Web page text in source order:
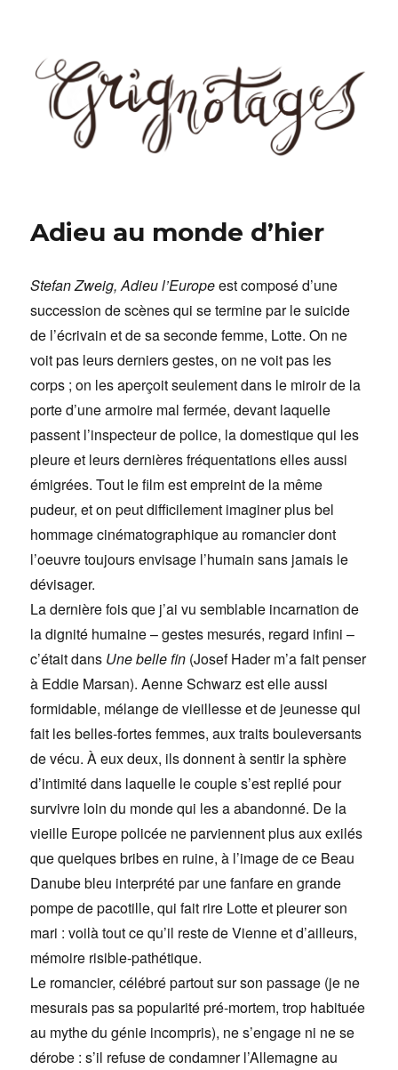
Adieu au monde d’hier
Stefan Zweig, Adieu l’Europeest composé d’une
succession de scènes qui se termine par le suicide
de l’écrivain et de sa seconde femme, Lotte. On ne
voit pas leurs derniers gestes, on ne voit pas les
corps ; on les aperçoit seulement dans le miroir de la
porte d’une armoire mal fermée, devant laquelle
passent l’inspecteur de police, la domestique qui les
pleure et leurs dernières fréquentations elles aussi
émigrées. Tout le film est empreint de la même
pudeur, et on peut difficilement imaginer plus bel
hommage cinématographique au romancier dont
l’oeuvre toujours envisage l’humain sans jamais le
dévisager.
La dernière fois que j’ai vu semblable incarnation de
la dignité humaine – gestes mesurés, regard infini –
c’était dans Une belle fin (Josef Hader m’a fait penser
à Eddie Marsan). Aenne Schwarz est elle aussi
formidable, mélange de vieillesse et de jeunesse qui
fait les belles-fortes femmes, aux traits bouleversants
de vécu. À eux deux, ils donnent à sentir la sphère
d’intimité dans laquelle le couple s’est replié pour
survivre loin du monde qui les a abandonné. De la
vieille Europe policée ne parviennent plus aux exilés
que quelques bribes en ruine, à l’image de ce Beau
Danube bleu interprété par une fanfare en grande
pompe de pacotille, qui fait rire Lotte et pleurer son
mari : voilà tout ce qu’il reste de Vienne et d’ailleurs,
mémoire risible-pathétique.
Le romancier, célébré partout sur son passage (je ne
mesurais pas sa popularité pré-mortem, trop habituée
au mythe du génie incompris), ne s’engage ni ne se
dérobe : s’il refuse de condamner l’Allemagne au